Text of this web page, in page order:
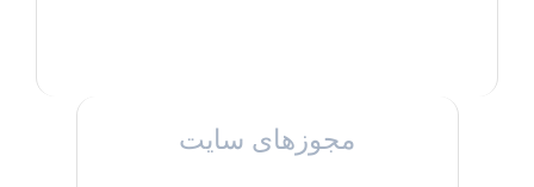
مجوزهای سایت